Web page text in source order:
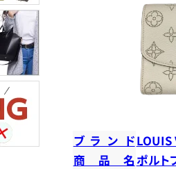
ブランドLOUIS
商品名ポルト